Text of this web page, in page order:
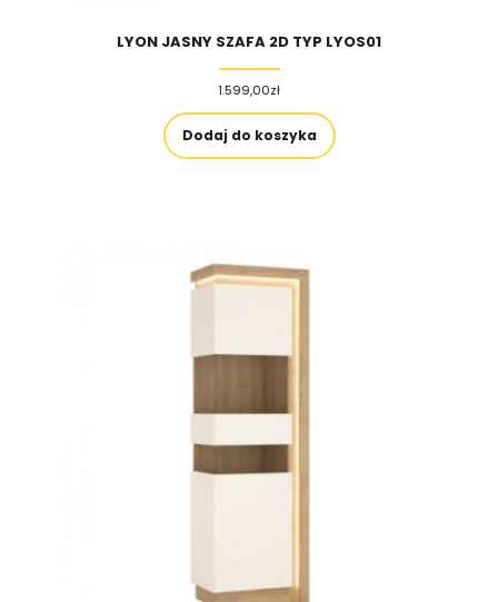
LYON JASNY SZAFA 2D TYP LYOS01
1.599,00zł
Dodaj do koszyka